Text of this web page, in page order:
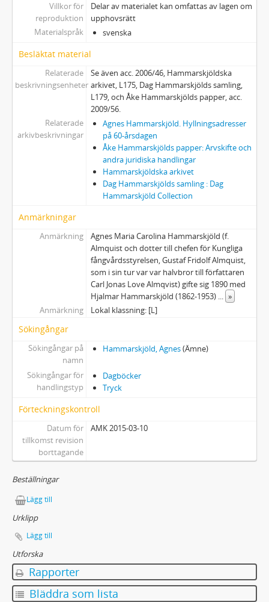
Villkor för
reproduktion
Delar av materialet kan omfattas av lagen om
upphovsrätt
Materialspråk
svenska
Besläktat material
Relaterade
beskrivningsenheter
Se även acc. 2006/46, Hammarskjöldska
arkivet, L175, Dag Hammarskjölds samling,
L179, och Åke Hammarskjölds papper, acc.
2009/56.
Relaterade
arkivbeskrivningar
Agnes Hammarskjöld. Hyllningsadresser
på 60-årsdagen
Åke Hammarskjölds papper: Arvskifte och
andra juridiska handlingar
Hammarskjöldska arkivet
Dag Hammarskjölds samling : Dag
Hammarskjöld Collection
Anmärkningar
Anmärkning
Agnes Maria Carolina Hammarskjöld (f.
Almquist och dotter till chefen för Kungliga
fångvårdsstyrelsen, Gustaf Fridolf Almquist,
som i sin tur var var halvbror till författaren
Carl Jonas Love Almqvist) gifte sig 1890 med
Hjalmar Hammarskjöld (1862-1953) ... »
Anmärkning
Lokal klassning: [L]
Sökingångar
Sökingångar på
namn
Hammarskjöld, Agnes(Ämne)
Sökingångar för
handlingstyp
Dagböcker
Tryck
Förteckningskontroll
Datum för
tillkomst revision
borttagande
AMK 2015-03-10
Beställningar
Lägg till
Urklipp
Lägg till
Utforska
Rapporter
Bläddra som lista